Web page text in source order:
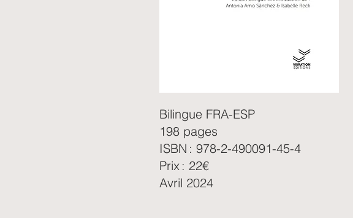
Bilingue FRA-ESP
198 pages
ISBN : 978-2-490091-45-4
Prix : 22€
Avril 2024